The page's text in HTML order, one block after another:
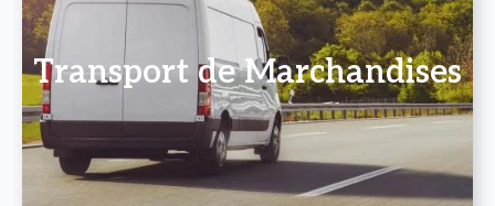
Transport de Marchandises